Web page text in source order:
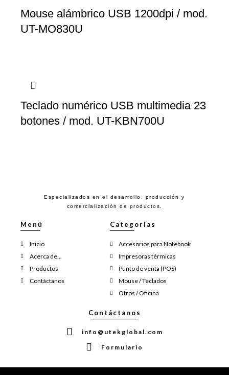
Mouse alámbrico USB 1200dpi / mod.
UT-MO830U
Teclado numérico USB multimedia 23
botones / mod. UT-KBN700U
Especializados en el desarrollo, producción y
comercialización de productos.
Menú
Inicio
Acerca de...
Productos
Contáctanos
Categorías
Accesorios para Notebook
Impresoras térmicas
Punto de venta (POS)
Mouse / Teclados
Otros / Oficina
Contáctanos
info@utekglobal.com
Formulario